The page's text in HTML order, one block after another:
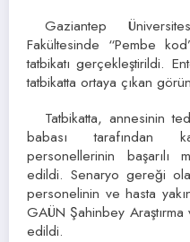
Gaziantep
Fakültesinde “Pembe
tatbikatı gerçekleştirildi.
tatbikatta ortaya çıkan
Tatbikatta, annesinin
babası tarafından
personellerinin başarılı
edildi. Senaryo gereği
personelinin ve hasta
GAÜN Şahinbey
edildi.